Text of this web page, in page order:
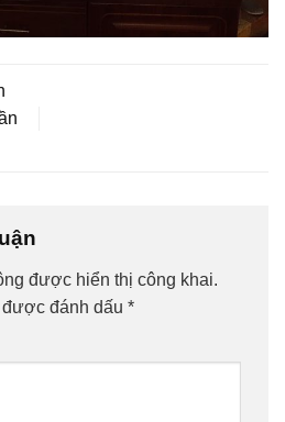
được hiển thị công khai.
đánh dấu *